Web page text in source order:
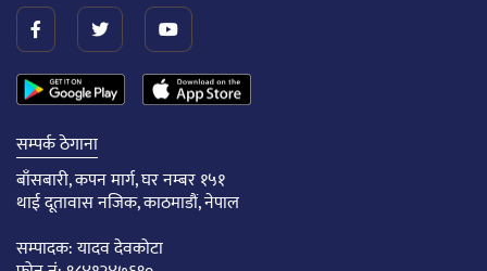
सम्पर्क ठेगाना
बाँसबारी, कपन मार्ग, घर नम्बर १५१
थाई दूतावास नजिक, काठमाडौं, नेपाल
सम्पादक: यादव देवकोटा